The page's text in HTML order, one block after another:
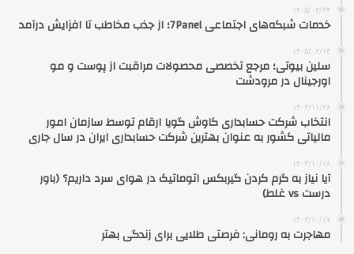
۱۴۰۵/۰۳/۲۴
خدمات شبکه‌های اجتماعی 7Panel؛ از جذب مخاطب تا افزایش درآمد
۱۴۰۵/۰۲/۱۴
سلین بیوتی؛ مرجع تخصصی محصولات مراقبت از پوست و مو
اورجینال در مرودشت
۱۴۰۳/۱۱/۲۸
انتخاب شرکت حسابداری کاوش گویا ارقام توسط سازمان امور
مالیاتی کشور به عنوان بهترین شرکت حسابداری ایران در سال جاری
۱۴۰۳/۱۰/۱۸
آیا نیاز به گرم کردن گیربکس اتوماتیک در هوای سرد داریم؟ (باور
درست vs غلط)
۱۴۰۳/۱۰/۱۷
مهاجرت به رومانی: فرصتی طلایی برای زندگی بهتر